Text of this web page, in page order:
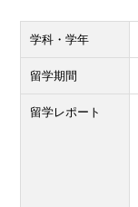
学科・学年
留学期間
留学レポート